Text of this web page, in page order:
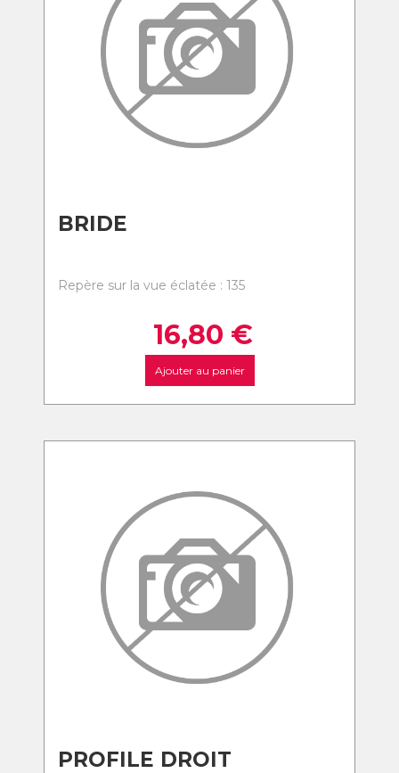
BRIDE
Repère sur la vue éclatée : 135
16,80 €
Ajouter au panier
PROFILE DROIT